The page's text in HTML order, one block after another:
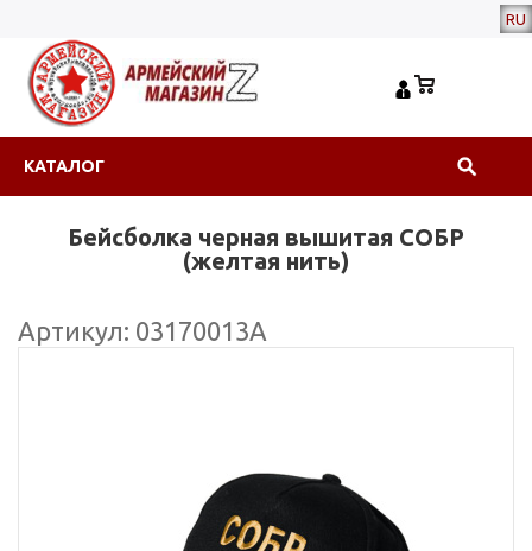
RU
КАТАЛОГ
Бейсболка черная вышитая СОБР
(желтая нить)
Артикул: 03170013А